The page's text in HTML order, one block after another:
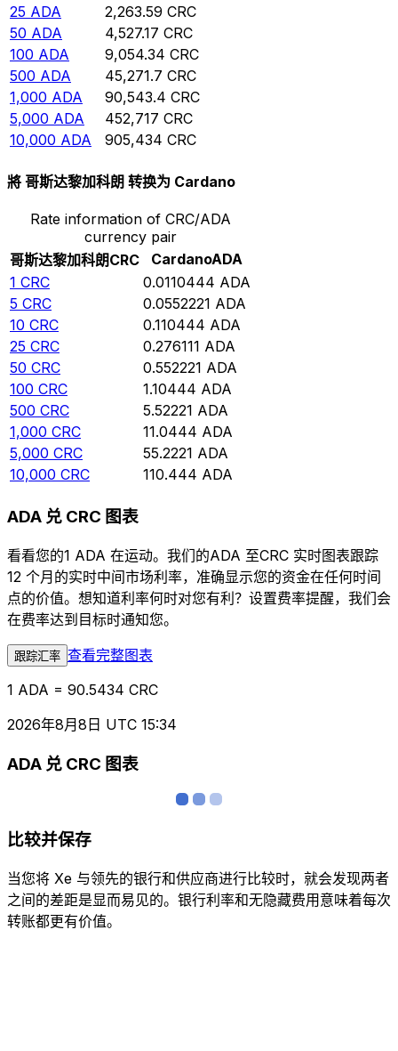
25 ADA 2,263.59 CRC
50 ADA 4,527.17 CRC
100 ADA 9,054.34 CRC
500 ADA 45,271.7 CRC
1,000 ADA 90,543.4 CRC
5,000 ADA 452,717 CRC
10,000 ADA 905,434 CRC
將 哥斯达黎加科朗 转换为 Cardano
Rate information of CRC/ADA
currency pair
哥斯达黎加科朗CRC CardanoADA
1 CRC 0.0110444 ADA
5 CRC 0.0552221 ADA
10 CRC 0.110444 ADA
25 CRC 0.276111 ADA
50 CRC 0.552221 ADA
100 CRC 1.10444 ADA
500 CRC 5.52221 ADA
1,000 CRC 11.0444 ADA
5,000 CRC 55.2221 ADA
10,000 CRC 110.444 ADA
ADA 兑 CRC 图表
看看您的1 ADA 在运动。我们的ADA 至CRC 实时图表跟踪
12 个月的实时中间市场利率，准确显示您的资金在任何时间
点的价值。想知道利率何时对您有利？设置费率提醒，我们会
在费率达到目标时通知您。
跟踪汇率 查看完整图表
1 ADA = 90.5434 CRC
2026年8月8日 UTC 15:34
ADA 兑 CRC 图表
比较并保存
当您将 Xe 与领先的银行和供应商进行比较时，就会发现两者
之间的差距是显而易见的。银行利率和无隐藏费用意味着每次
转账都更有价值。